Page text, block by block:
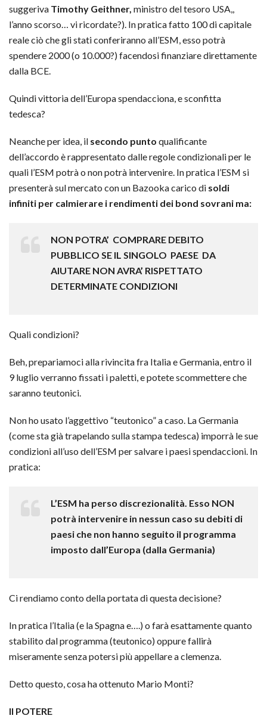
suggeriva Timothy Geithner, ministro del tesoro USA,,
l’anno scorso… vi ricordate?). In pratica fatto 100 di capitale
reale ciò che gli stati conferiranno all’ESM, esso potrà
spendere 2000 (o 10.000?) facendosi finanziare direttamente
dalla BCE.
Quindi vittoria dell’Europa spendacciona, e sconfitta
tedesca?
Neanche per idea, il secondo punto qualificante
dell’accordo è rappresentato dalle regole condizionali per le
quali l’ESM potrà o non potrà intervenire. In pratica l’ESM si
presenterà sul mercato con un Bazooka carico di soldi
infiniti per calmierare i rendimenti dei bond sovrani ma:
NON POTRA’ COMPRARE DEBITO
PUBBLICO SE IL SINGOLO PAESE DA
AIUTARE NON AVRA’ RISPETTATO
DETERMINATE CONDIZIONI
Quali condizioni?
Beh, prepariamoci alla rivincita fra Italia e Germania, entro il
9 luglio verranno fissati i paletti, e potete scommettere che
saranno teutonici.
Non ho usato l’aggettivo “teutonico” a caso. La Germania
(come sta già trapelando sulla stampa tedesca) imporrà le sue
condizioni all’uso dell’ESM per salvare i paesi spendaccioni. In
pratica:
L’ESM ha perso discrezionalità. Esso NON
potrà intervenire in nessun caso su debiti di
paesi che non hanno seguito il programma
imposto dall’Europa (dalla Germania)
Ci rendiamo conto della portata di questa decisione?
In pratica l’Italia (e la Spagna e….) o farà esattamente quanto
stabilito dal programma (teutonico) oppure fallirà
miseramente senza potersi più appellare a clemenza.
Detto questo, cosa ha ottenuto Mario Monti?
Il POTERE